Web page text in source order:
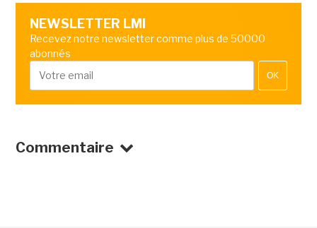
NEWSLETTER LMI
Recevez notre newsletter comme plus de 50000
abonnés
OK
Commentaire